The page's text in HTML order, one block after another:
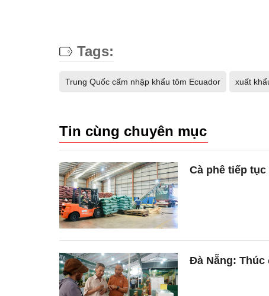
Tags:
Trung Quốc cấm nhập khẩu tôm Ecuador xuất
Tin cùng chuyên mục
Cà phê tiếp
Đà Nẵng: Thúc